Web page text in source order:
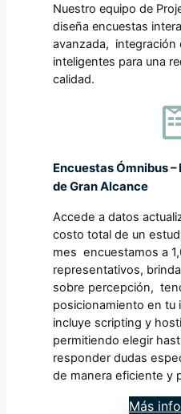
Nuestro equipo de
diseña encuestas
avanzada, integración
inteligentes para una
calidad.
Encuestas Ómnibus
de Gran Alcance
Accede a datos
costo total de un
mes encuestamos a
representativos,
sobre percepción,
posicionamiento en tu
incluye scripting y
permitiendo elegir
responder dudas
de manera eficiente y
Más